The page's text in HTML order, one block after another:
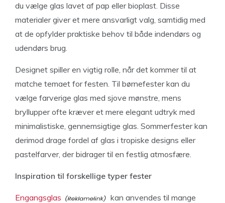
du vælge glas lavet af pap eller bioplast. Disse
materialer giver et mere ansvarligt valg, samtidig med
at de opfylder praktiske behov til både indendørs og
udendørs brug.
Designet spiller en vigtig rolle, når det kommer til at
matche temaet for festen. Til børnefester kan du
vælge farverige glas med sjove mønstre, mens
bryllupper ofte kræver et mere elegant udtryk med
minimalistiske, gennemsigtige glas. Sommerfester kan
derimod drage fordel af glas i tropiske designs eller
pastelfarver, der bidrager til en festlig atmosfære.
Inspiration til forskellige typer fester
Engangsglas
kan anvendes til mange